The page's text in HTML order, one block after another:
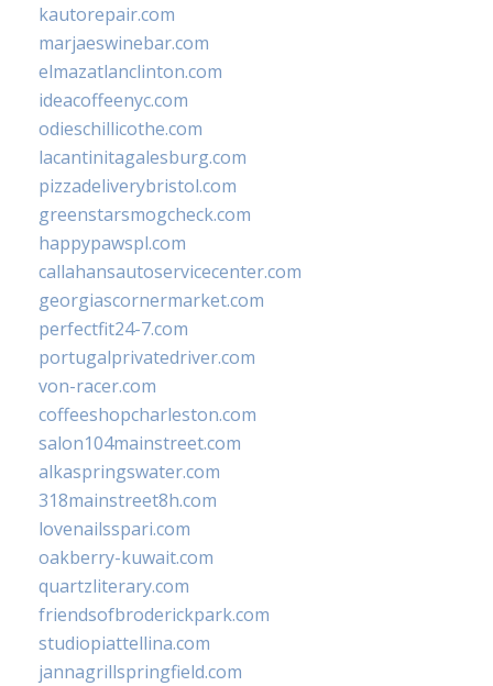
kautorepair.com
marjaeswinebar.com
elmazatlanclinton.com
ideacoffeenyc.com
odieschillicothe.com
lacantinitagalesburg.com
pizzadeliverybristol.com
greenstarsmogcheck.com
happypawspl.com
callahansautoservicecenter.com
georgiascornermarket.com
perfectfit24-7.com
portugalprivatedriver.com
von-racer.com
coffeeshopcharleston.com
salon104mainstreet.com
alkaspringswater.com
318mainstreet8h.com
lovenailsspari.com
oakberry-kuwait.com
quartzliterary.com
friendsofbroderickpark.com
studiopiattellina.com
jannagrillspringfield.com